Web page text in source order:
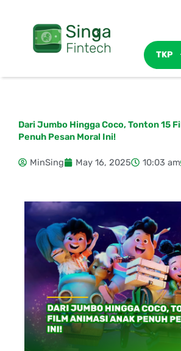
TKP
Dari Jumbo Hingga Coco, Tonton 15
Penuh Pesan Moral Ini!
MinSing May 16, 2025 10:03 am